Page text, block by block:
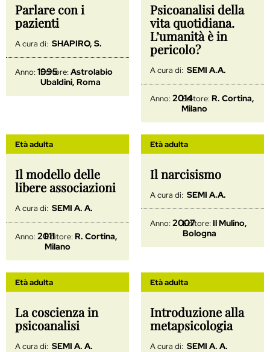
Parlare con i
pazienti
A cura di: SHAPIRO, S.
Anno:1995
Editore:Astrolabio
Ubaldini, Roma
Psicoanalisi della
vita quotidiana.
L’umanità è in
pericolo?
A cura di: SEMI A.A.
Anno:2014
Editore:R. Cortina,
Milano
Età adulta
Il modello delle
libere associazioni
A cura di: SEMI A. A.
Anno:2011
Editore:R. Cortina,
Milano
Età adulta
Il narcisismo
A cura di: SEMI A.A.
Anno:2007Editore:Il Mulino,
Bologna
Età adulta
La coscienza in
psicoanalisi
A cura di: SEMI A. A.
Età adulta
Introduzione alla
metapsicologia
A cura di: SEMI A. A.